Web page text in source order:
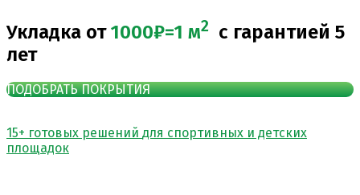
Укладка от1000₽=1 м2 с гарантией 5
лет
ПОДОБРАТЬ ПОКРЫТИЯ
15+ готовых решений для спортивных и детских
площадок